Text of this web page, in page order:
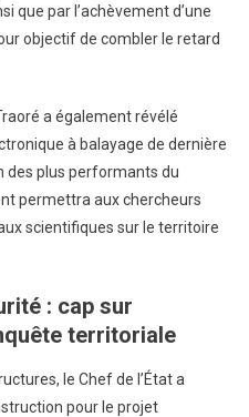
que par l’achèvement d’une
objectif de combler le retard
a également révélé
à balayage de dernière
des plus performants du
permettra aux chercheurs
scientifiques sur le territoire
: cap sur
territoriale
le Chef de l’État a
pour le projet